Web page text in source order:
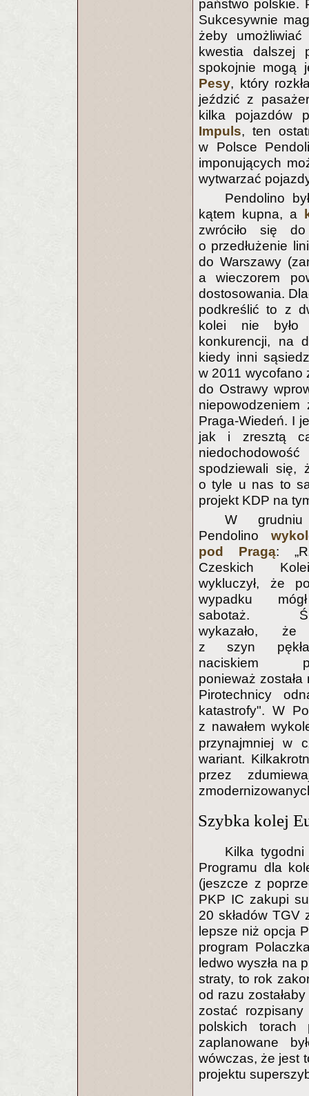
państwo polskie.
Sukcesywnie
żeby
kwestia dalszej
spokojnie mogą
Pesy, który
jeździć z
kilka pojazdów
Impuls, ten
w Polsce
imponujących
wytwarzać
Pendolino
kątem kupna, a
zwróciło się
o przedłużenie
do Warszawy
a wieczorem
dostosowania.
podkreślić to z
kolei nie było
konkurencji, na
kiedy inni
w 2011 wycofano
do Ostrawy
niepowodzeniem
Praga-Wiedeń. I
jak i zresztą
spodziewali się,
o tyle u nas to
projekt KDP na
W
Pendolino
pod Pragą:
Czeskich
wykluczył, że
wypadku
sabotaż.
wykazało,
z szyn
naciskiem
ponieważ została
Pirotechnicy
katastrofy". W
z nawałem
przynajmniej w
wariant.
przez
Szybka kolej
Kilka
Programu dla
(jeszcze z
PKP IC zakupi
20 składów TGV
lepsze niż opcja
program
ledwo wyszła na
straty, to rok
od razu
zostać
polskich
zaplanowane
wówczas, że jest
projektu